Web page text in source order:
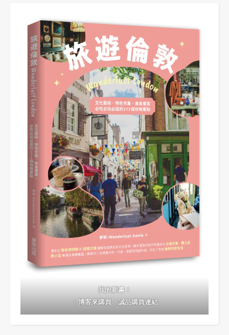
我的新書！
｜博客來購買｜誠品購買連結